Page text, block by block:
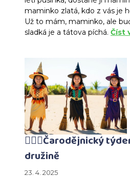
maminko zlatá, kdo z vás je
Už to mám, maminko, ale
sladká je a tátova píchá. Číst
🧙‍♀️✨Čarodějnický
družině
23. 4. 2025